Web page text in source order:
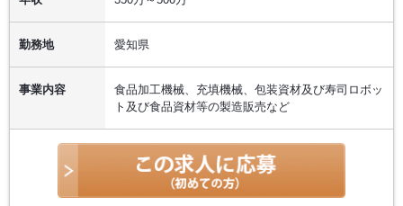
勤務地 愛知県
事業内容
食品加工機械、充填機械、包装資材及び寿司ロボッ
ト及び食品資材等の製造販売など